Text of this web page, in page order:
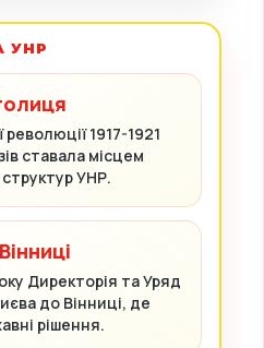
УНР
революції 1917-1921
ставала місцем
УНР.
Директорія та Уряд
до Вінниці, де
рішення.